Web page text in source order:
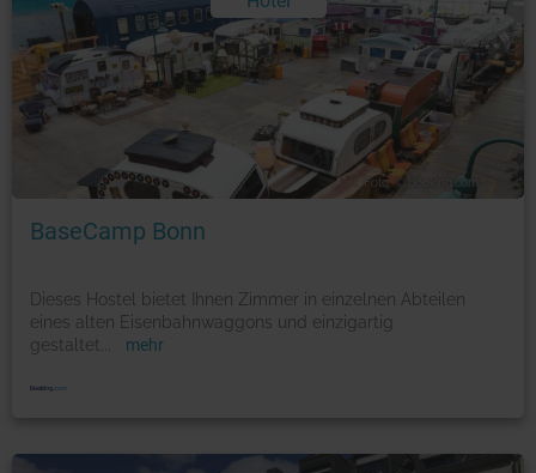
Foto: © booking.com
BaseCamp Bonn
Dieses Hostel bietet Ihnen Zimmer in einzelnen Abteilen
eines alten Eisenbahnwaggons und einzigartig
gestaltet
mehr